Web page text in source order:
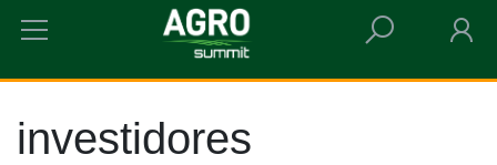
HOME INVESTIDORES
investidores